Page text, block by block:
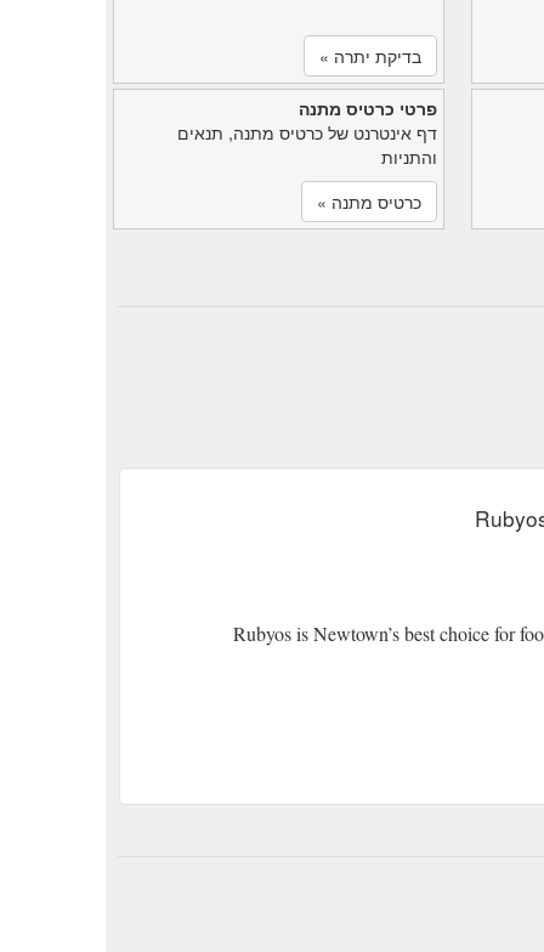
בדיקת יתרה »
פרטי כרטיס מתנה
דף אינטרנט של כרטיס מתנה, תנאים
והתניות
כרטיס מתנה »
Rubyos is Newtown’s best choice for